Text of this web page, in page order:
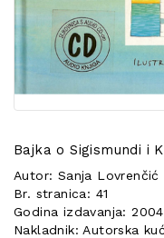
PONUDA
Bajka o Sigismundi i
Autor: Sanja Lovrenčić
Br. stranica: 41
Godina izdavanja:
Nakladnik: Autorska